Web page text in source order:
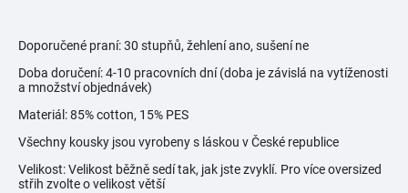
Doporučené praní: 30 stupňů, žehlení ano, sušení ne
Doba doručení: 4-10 pracovních dní (doba je závislá na vytíženosti
a množství objednávek)
Materiál: 85% cotton, 15% PES
Všechny kousky jsou vyrobeny s láskou v České republice
Velikost: Velikost běžně sedí tak, jak jste zvyklí. Pro více oversized
střih zvolte o velikost větší